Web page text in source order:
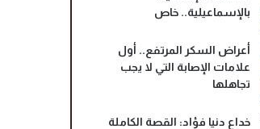
بالإسماعيلية.. خاص
أعراض السكر المرتفع.. أول
علامات الإصابة التي لا يجب
تجاهلها
خداع دنيا فؤاد: القصة الكاملة